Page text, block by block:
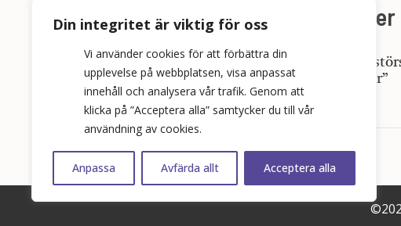
Din integritet är viktig för oss
Vi använder cookies för att förbättra din
upplevelse på webbplatsen, visa anpassat
innehåll och analysera vår trafik. Genom att
klicka på ”Acceptera alla” samtycker du till vår
användning av cookies.
Anpassa Avfärda allt Acceptera alla
Relaterade nyheter
Vänsterpartiet föreslår
bostadsreformen på 30 år”
©